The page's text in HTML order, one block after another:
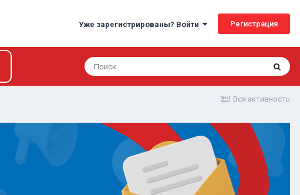
Уже зарегистрированы? Войти Регистрация
Вся активность